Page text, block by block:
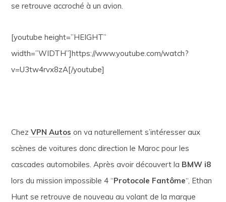
se retrouve accroché à un avion.
[youtube height=”HEIGHT”
width=”WIDTH”]https://www.youtube.com/watch?
v=U3tw4rvx8zA[/youtube]
Chez VPN Autos on va naturellement s’intéresser aux
scènes de voitures donc direction le Maroc pour les
cascades automobiles. Après avoir découvert la BMW i8
lors du mission impossible 4 “Protocole Fantôme“, Ethan
Hunt se retrouve de nouveau au volant de la marque